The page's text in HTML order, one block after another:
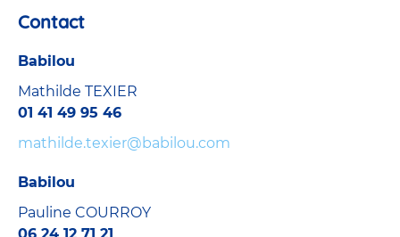
Contact
Babilou
Mathilde TEXIER
01 41 49 95 46
mathilde.texier@babilou.com
Babilou
Pauline COURROY